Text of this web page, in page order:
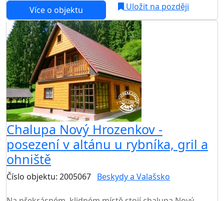
Více o objektu
Uložit na později
Chalupa Nový Hrozenkov -
posezení v altánu u rybníka, gril a
ohniště
Číslo objektu: 2005067 Beskydy a Valašsko